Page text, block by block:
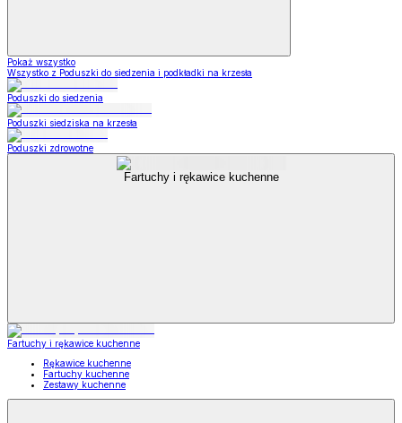
Pokaż wszystko
Wszystko z Poduszki do siedzenia i podkładki na krzesła
Poduszki do siedzenia
Poduszki siedziska na krzesła
Poduszki zdrowotne
Fartuchy i rękawice kuchenne
Fartuchy i rękawice kuchenne
Rękawice kuchenne
Fartuchy kuchenne
Zestawy kuchenne